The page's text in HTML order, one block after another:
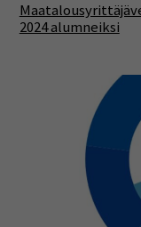
2024 alumneiksi